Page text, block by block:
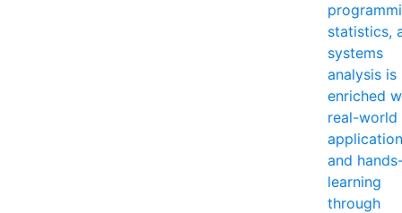
statistics,
systems
analysis is
enriched
real-world
and
learning
through